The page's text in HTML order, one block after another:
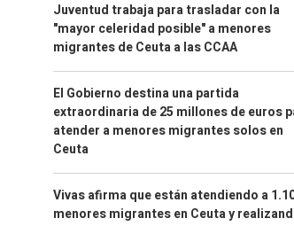
Juventud trabaja para trasladar con la
"mayor celeridad posible" a menores
migrantes de Ceuta a las CCAA
El Gobierno destina una partida
extraordinaria de 25 millones de euros
atender a menores migrantes solos en
Ceuta
Vivas afirma que están atendiendo a
menores migrantes en Ceuta y